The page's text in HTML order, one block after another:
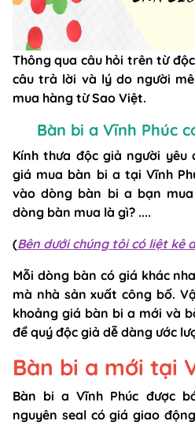
Thông qua câu hỏi trên từ
câu trả lời và lý do người
mua hàng từ Sao Việt.
Bàn bi a Vĩnh Phúc
Kính thưa độc giả người yêu
giá mua bàn bi a tại Vĩnh
vào dòng bàn bi a bạn mua
dòng bàn mua là gì? ....
(Bên dưới chúng tôi có liệt kê
Mỗi dòng bàn có giá khác
mà nhà sản xuất công bố.
khoảng giá bàn bi a mới và
để quý độc giả dễ dàng ước
Bàn bi a mới tại
Bàn bi a Vĩnh Phúc được
nguyên seal có giá giao